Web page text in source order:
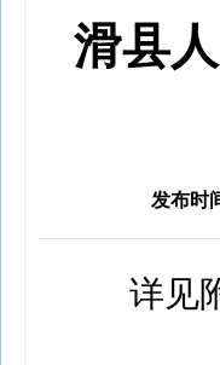
滑县
发布时
详见